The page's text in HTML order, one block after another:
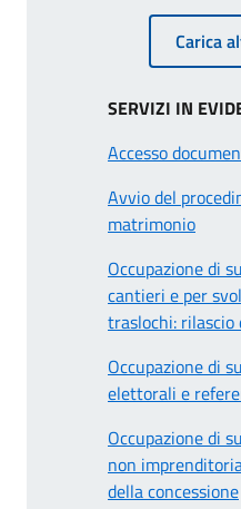
Carica
SERVIZI IN
Accesso
Avvio del
matrimonio
Occupazione di
cantieri e per
traslochi: rilascio
Occupazione di
elettorali e
Occupazione di
non
della concessione